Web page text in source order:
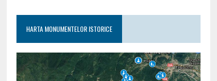
HARTA MONUMENTELOR ISTORICE